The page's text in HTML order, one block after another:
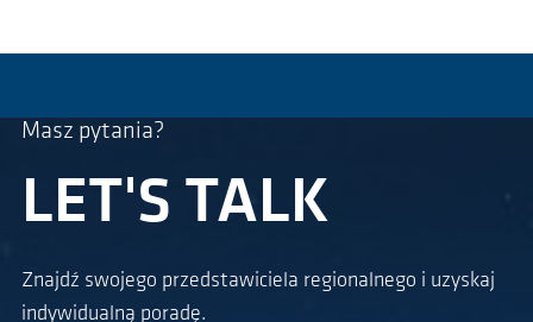
Masz pytania?
LET'S TALK
Znajdź swojego przedstawiciela regionalnego i uzyskaj
indywidualną poradę.